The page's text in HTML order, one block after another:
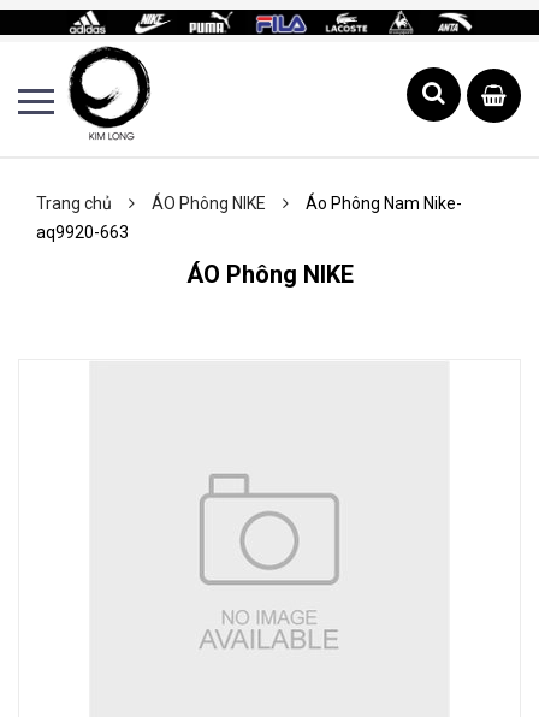
Trang chủ ÁO Phông NIKE
Áo Phông Nam Nike-
aq9920-663
ÁO Phông NIKE